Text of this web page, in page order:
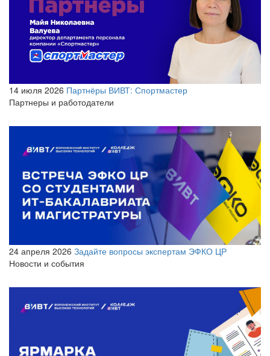
14 июля 2026 Партнёры ВИВТ: Спортмастер
Партнеры и работодатели
24 апреля 2026 Задайте вопросы экспертам ЭФКО ЦР
Новости и события